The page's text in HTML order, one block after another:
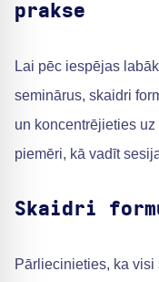
prakse
Lai pēc iespējas
seminārus, skaidri
un koncentrējieties
piemēri, kā vadīt
Skaidri
Pārliecinieties, ka visi